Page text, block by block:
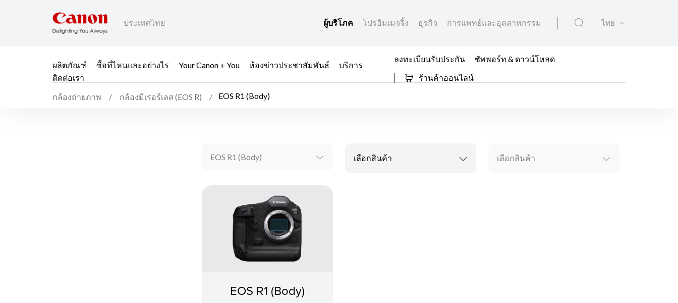
ประเทศไทย ผู้บริโภค โปรอิมเมจจิ้ง ธุรกิจ การแพทย์และอุตสาหกรรม ไทย
ผลิตภัณฑ์ ซื้อที่ไหนและอย่างไร Your Canon + You ห้องข่าวประชาสัมพันธ์
บริการ
ติดต่อเรา
ลงทะเบียนรับประกัน
ซัพพอร์ท & ดาวน์โหลด
ร้านค้าออนไลน์
กล้องถ่ายภาพ กล้องมิเรอร์เลส (EOS R) EOS R1 (Body)
EOS R1 (Body) เลือกสินค้า เลือกสินค้า
EOS R1 (Body)